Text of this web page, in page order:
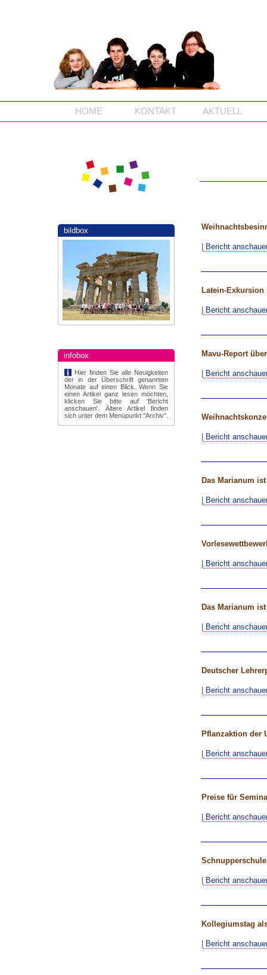
HOME KONTAKT AKTUELL
bildbox
infobox
Hier finden Sie alle Neuigkeiten
der in der Überschrift genannten
Monate auf einen Blick. Wenn Sie
einen Artikel ganz lesen möchten,
klicken Sie bitte auf 'Bericht
anschauen'. Ältere Artikel finden
sich unter dem Menüpunkt "Archiv".
| Bericht
Latein-Exkursion
| Bericht
Mavu-Report
| Bericht
| Bericht
Das Marianum
| Bericht
| Bericht
Das Marianum
| Bericht
Deutscher
| Bericht
Pflanzaktion der
| Bericht
Preise für
| Bericht
Schnupperschule
| Bericht
Kollegiumstag
| Bericht